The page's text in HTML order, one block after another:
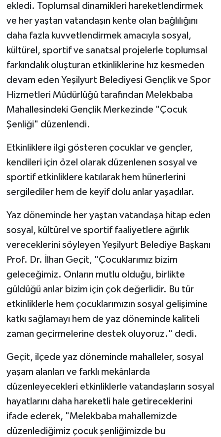
ekledi. Toplumsal dinamikleri hareketlendirmek
ve her yaştan vatandaşın kente olan bağlılığını
daha fazla kuvvetlendirmek amacıyla sosyal,
kültürel, sportif ve sanatsal projelerle toplumsal
farkındalık oluşturan etkinliklerine hız kesmeden
devam eden Yeşilyurt Belediyesi Gençlik ve Spor
Hizmetleri Müdürlüğü tarafından Melekbaba
Mahallesindeki Gençlik Merkezinde "Çocuk
Şenliği" düzenlendi.
Etkinliklere ilgi gösteren çocuklar ve gençler,
kendileri için özel olarak düzenlenen sosyal ve
sportif etkinliklere katılarak hem hünerlerini
sergilediler hem de keyif dolu anlar yaşadılar.
Yaz döneminde her yaştan vatandaşa hitap eden
sosyal, kültürel ve sportif faaliyetlere ağırlık
vereceklerini söyleyen Yeşilyurt Belediye Başkanı
Prof. Dr. İlhan Geçit, "Çocuklarımız bizim
geleceğimiz. Onların mutlu olduğu, birlikte
güldüğü anlar bizim için çok değerlidir. Bu tür
etkinliklerle hem çocuklarımızın sosyal gelişimine
katkı sağlamayı hem de yaz döneminde kaliteli
zaman geçirmelerine destek oluyoruz." dedi.
Geçit, ilçede yaz döneminde mahalleler, sosyal
yaşam alanları ve farklı mekânlarda
düzenleyecekleri etkinliklerle vatandaşların sosyal
hayatlarını daha hareketli hale getireceklerini
ifade ederek, "Melekbaba mahallemizde
düzenlediğimiz çocuk şenliğimizde bu